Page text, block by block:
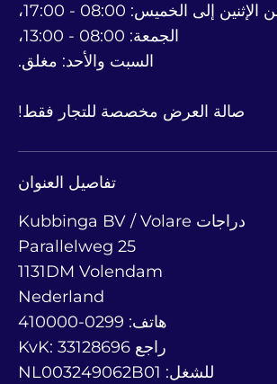
الإثنين إلى الخميس: 08:00 - 17:00،
الجمعة: 08:00 - 13:00،
السبت والأحد: مغلق.
صالة العرض مخصصة للتجار فقط!
تفاصيل العنوان
Kubbinga BV / Volare دراجات
Parallelweg 25
1131DM Volendam
Nederland
هاتف: 0299-410000
KvK: 33128696 راجع
للشغل: NL003249062B01